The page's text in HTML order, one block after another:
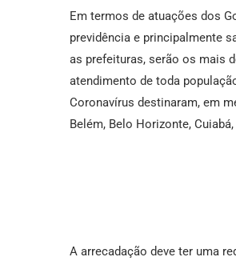
Em termos de atuações dos
previdência e principalmente
as prefeituras, serão os mais
atendimento de toda
Coronavírus destinaram, em
Belém, Belo Horizonte,
A arrecadação deve ter uma